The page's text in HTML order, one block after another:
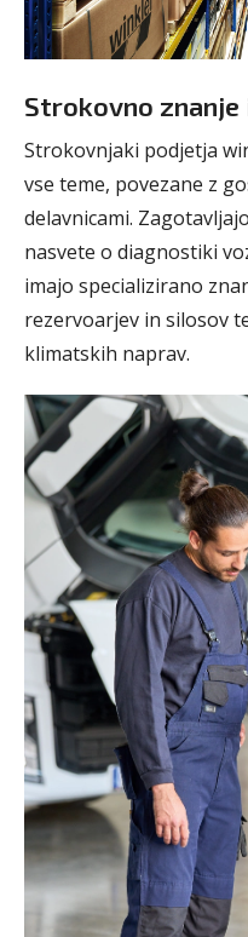
Strokovno
Strokovnjaki podjetja
vse teme, povezane z
delavnicami.
nasvete o diagnostiki
imajo specializirano
rezervoarjev in silosov
klimatskih naprav.